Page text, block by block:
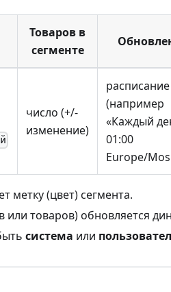
Товаров в
сегменте
число (+/-
изменение)
расписание
(например
«Каждый
01:00
Europe/
метку (цвет) сегмента.
или товаров) обновляется
система или